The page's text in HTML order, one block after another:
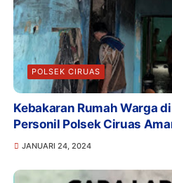
POLSEK CIRUAS
Kebakaran Rumah Warga
Personil Polsek Ciruas
JANUARI 24, 2024